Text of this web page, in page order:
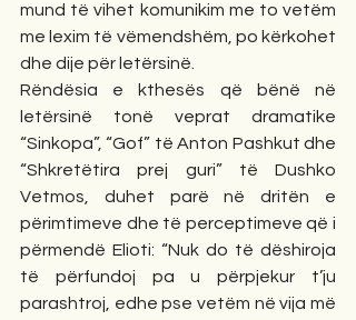
mund të vihet komunikim me to vetëm
me lexim të vëmendshëm, po kërkohet
dhe dije për letërsinë.
Rëndësia e kthesës që bënë në
letërsinë tonë veprat dramatike
“Sinkopa”, “Gof” të Anton Pashkut dhe
“Shkretëtira prej guri” të Dushko
Vetmos, duhet parë në dritën e
përimtimeve dhe të perceptimeve që i
përmendë Elioti: “Nuk do të dëshiroja
të përfundoj pa u përpjekur t’ju
parashtroj, edhe pse vetëm në vija më